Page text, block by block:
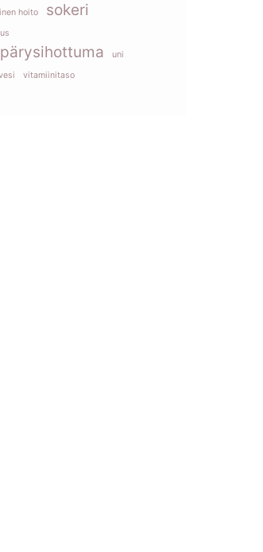
hoito sokeri
uni
vitamiinitaso